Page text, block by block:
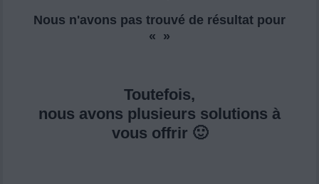
Nous n'avons pas trouvé de résultat pour
« »
Toutefois,
nous avons plusieurs solutions à
vous offrir 🙂